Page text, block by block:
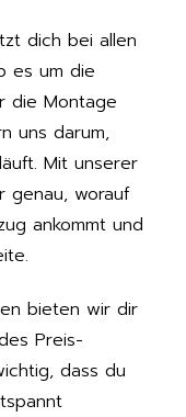
dich bei allen
es um die
die Montage
uns darum,
Mit unserer
genau, worauf
ankommt und
bieten wir dir
Preis-
dass du